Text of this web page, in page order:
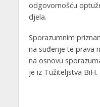
odgovornošću
djela.
Sporazumnim
na suđenje te prava
na osnovu
je iz Tužiteljstva BiH.